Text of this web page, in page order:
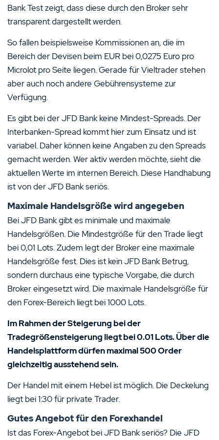
Bank Test zeigt, dass diese durch den Broker sehr
transparent dargestellt werden.
So fallen beispielsweise Kommissionen an, die im
Bereich der Devisen beim EUR bei 0,0275 Euro pro
Microlot pro Seite liegen. Gerade für Vieltrader stehen
aber auch noch andere Gebührensysteme zur
Verfügung.
Es gibt bei der JFD Bank keine Mindest-Spreads. Der
Interbanken-Spread kommt hier zum Einsatz und ist
variabel. Daher können keine Angaben zu den Spreads
gemacht werden. Wer aktiv werden möchte, sieht die
aktuellen Werte im internen Bereich. Diese Handhabung
ist von der JFD Bank seriös.
Maximale Handelsgröße wird angegeben
Bei JFD Bank gibt es minimale und maximale
Handelsgrößen. Die Mindestgröße für den Trade liegt
bei 0,01 Lots. Zudem legt der Broker eine maximale
Handelsgröße fest. Dies ist kein JFD Bank Betrug,
sondern durchaus eine typische Vorgabe, die durch
Broker eingesetzt wird. Die maximale Handelsgröße für
den Forex-Bereich liegt bei 1000 Lots.
Im Rahmen der Steigerung bei der
Tradegrößensteigerung liegt bei 0.01 Lots. Über die
Handelsplattform dürfen maximal 500 Order
gleichzeitig ausstehend sein.
Der Handel mit einem Hebel ist möglich. Die Deckelung
liegt bei 1:30 für private Trader.
Gutes Angebot für den Forexhandel
Ist das Forex-Angebot bei JFD Bank seriös? Die JFD